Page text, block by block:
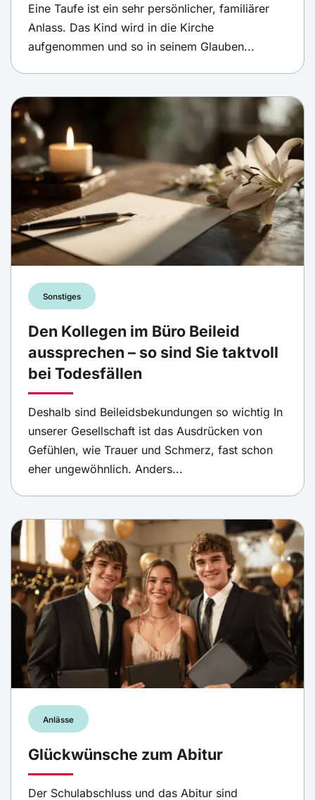
Eine Taufe ist ein sehr persönlicher, familiärer
Anlass. Das Kind wird in die Kirche
aufgenommen und so in seinem Glauben...
Sonstiges
Den Kollegen im Büro Beileid
aussprechen – so sind Sie taktvoll
bei Todesfällen
Deshalb sind Beileidsbekundungen so wichtig In
unserer Gesellschaft ist das Ausdrücken von
Gefühlen, wie Trauer und Schmerz, fast schon
eher ungewöhnlich. Anders...
Anlässe
Glückwünsche zum Abitur
Der Schulabschluss und das Abitur sind